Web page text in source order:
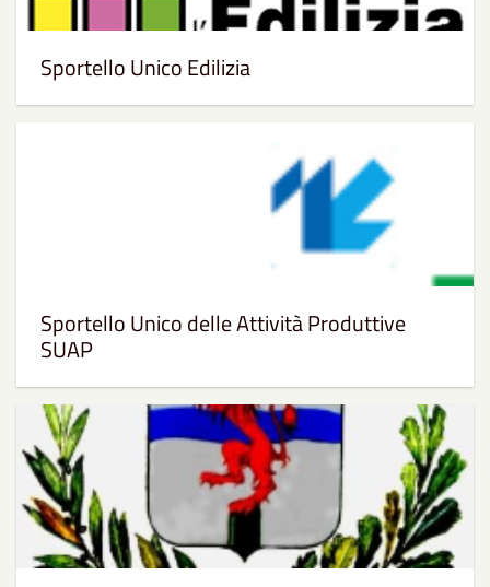
Sportello Unico Edilizia
Sportello Unico delle Attività Produttive
SUAP